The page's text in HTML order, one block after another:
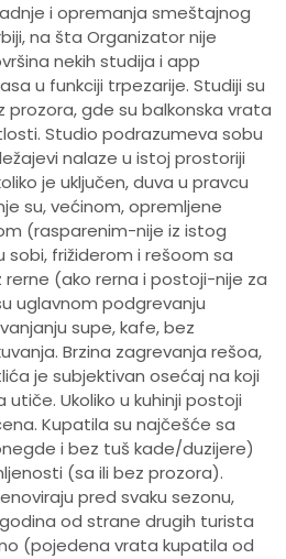
i opremanja smeštajnog
na šta Organizator nije
nekih studija i app
u funkciji trpezarije. Studiji su
gde su balkonska vrata
Studio podrazumeva sobu
nalaze u istoj prostoriji
je uključen, duva u pravcu
su, većinom, opremljene
(rasparenim-nije iz istog
frižiderom i rešoom sa
(ako rerna i postoji-nije za
uglavnom podgrevanju
supe, kafe, bez
Brzina zagrevanja rešoa,
je subjektivan osećaj na koji
Ukoliko u kuhinji postoji
Kupatila su najčešće sa
i bez tuš kade/duzijere)
(sa ili bez prozora).
pred svaku sezonu,
od strane drugih turista
(pojedena vrata kupatila od